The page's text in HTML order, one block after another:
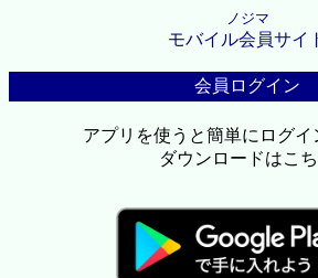
ノジマ
モバイル会員サイ
会員ログイン
アプリを使うと簡単にログイ
ダウンロードはこ